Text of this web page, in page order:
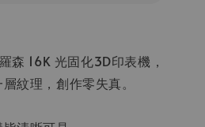
森 16K 光固化3D印表機，
紋理，創作零失真。